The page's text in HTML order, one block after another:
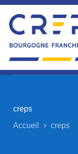
Passer
contenu
creps
Accueil
creps